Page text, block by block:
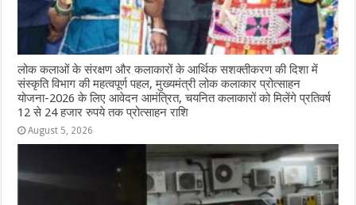
लोक कलाओं के संरक्षण और कलाकारों के आर्थिक सशक्तीकरण की दिशा में
संस्कृति विभाग की महत्वपूर्ण पहल, मुख्यमंत्री लोक कलाकार प्रोत्साहन
योजना-2026 के लिए आवेदन आमंत्रित, चयनित कलाकारों को मिलेंगे प्रतिवर्ष
12 से 24 हजार रुपये तक प्रोत्साहन राशि
August 5, 2026